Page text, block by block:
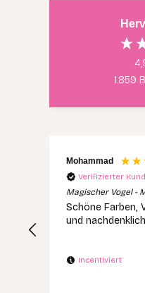
1.859
Mohammad
Verifizierter
Magischer Vogel -
Schöne Farben,
und
Incentiviert